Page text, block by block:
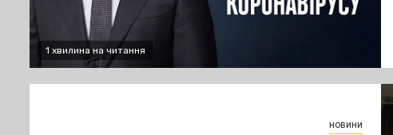
1 хвилина на читання
новини